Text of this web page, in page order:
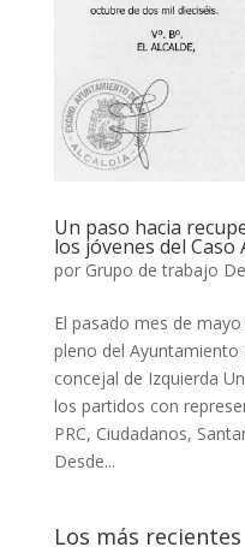
Un paso hacia
los jóvenes del Caso
por Grupo de trabajo
El pasado mes de
pleno del Ayuntamiento
concejal de Izquierda
los partidos con
PRC, Ciudadanos,
Desde...
Los más recientes